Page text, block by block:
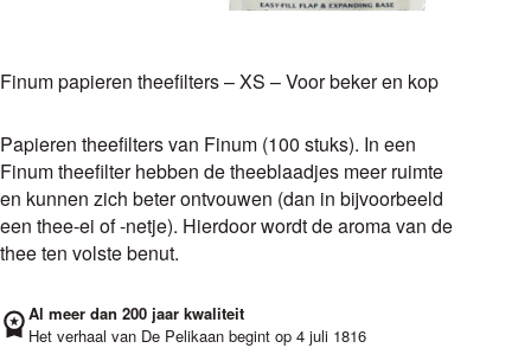
Finum papieren theefilters – XS – Voor beker en kop
Papieren theefilters van Finum (100 stuks). In een
Finum theefilter hebben de theeblaadjes meer ruimte
en kunnen zich beter ontvouwen (dan in bijvoorbeeld
een thee-ei of -netje). Hierdoor wordt de aroma van de
thee ten volste benut.
Al meer dan 200 jaar kwaliteit
Het verhaal van De Pelikaan begint op 4 juli 1816